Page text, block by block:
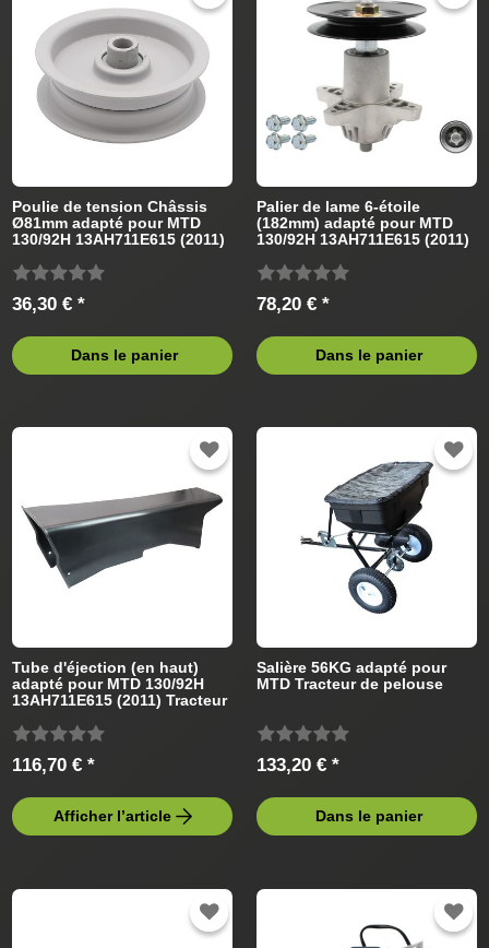
Poulie de tension Châssis
Ø81mm adapté pour MTD
130/92H 13AH711E615 (2011)
36,30 € *
Dans le panier
Palier de lame 6-étoile
(182mm) adapté pour MTD
130/92H 13AH711E615 (2011)
78,20 € *
Dans le panier
Tube d'éjection (en haut)
adapté pour MTD 130/92H
13AH711E615 (2011) Tracteur
116,70 € *
Afficher l’article
Salière 56KG adapté pour
MTD Tracteur de pelouse
133,20 € *
Dans le panier